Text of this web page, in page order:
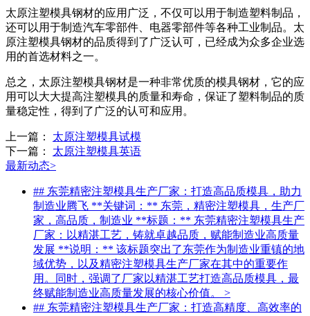
太原注塑模具钢材的应用广泛，不仅可以用于制造塑料制品，
还可以用于制造汽车零部件、电器零部件等各种工业制品。太
原注塑模具钢材的品质得到了广泛认可，已经成为众多企业选
用的首选材料之一。
总之，太原注塑模具钢材是一种非常优质的模具钢材，它的应
用可以大大提高注塑模具的质量和寿命，保证了塑料制品的质
量稳定性，得到了广泛的认可和应用。
上一篇： 太原注塑模具试模
下一篇： 太原注塑模具英语
最新动态>
## 东莞精密注塑模具生产厂家：打造高品质模具，助力
制造业腾飞 **关键词：** 东莞，精密注塑模具，生产厂
家，高品质，制造业 **标题：** 东莞精密注塑模具生产
厂家：以精湛工艺，铸就卓越品质，赋能制造业高质量
发展 **说明：** 该标题突出了东莞作为制造业重镇的地
域优势，以及精密注塑模具生产厂家在其中的重要作
用。同时，强调了厂家以精湛工艺打造高品质模具，最
终赋能制造业高质量发展的核心价值。 >
## 东莞精密注塑模具生产厂家：打造高精度、高效率的